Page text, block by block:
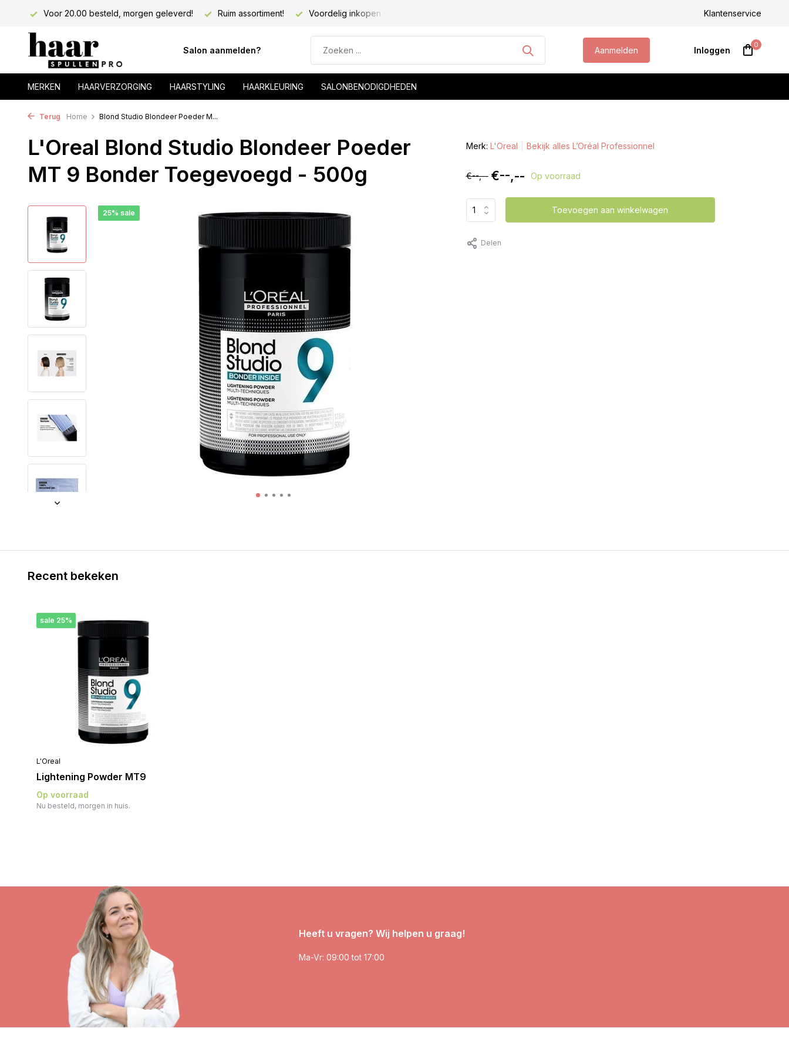
Voor 20.00 besteld, morgen geleverd! Ruim assortiment! Voordelig inkopen voor kapsalons! Klantenservice
Salon aanmelden? Aanmelden Inloggen
0
MERKEN HAARVERZORGING HAARSTYLING HAARKLEURING SALONBENODIGDHEDEN
Terug Home Blond Studio Blondeer Poeder M...
L'Oreal Blond Studio Blondeer Poeder
MT 9 Bonder Toegevoegd - 500g
25% sale
Merk: L'Oreal Bekijk alles L’Oréal Professionnel
€--,-- €--,-- Op voorraad
Toevoegen aan winkelwagen
Delen
Recent bekeken
sale 25%
L'Oreal
Lightening Powder MT9
Op voorraad
Nu besteld, morgen in huis.
Heeft u vragen? Wij helpen u graag!
Ma-Vr: 09:00 tot 17:00